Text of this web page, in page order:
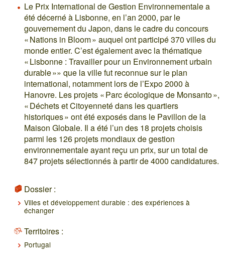
Le Prix International de Gestion Environnementale a
été décerné à Lisbonne, en l’an 2000, par le
gouvernement du Japon, dans le cadre du concours
« Nations in Bloom » auquel ont participé 370 villes du
monde entier. C’est également avec la thématique
« Lisbonne : Travailler pour un Environnement urbain
durable »» que la ville fut reconnue sur le plan
international, notamment lors de l’Expo 2000 à
Hanovre. Les projets « Parc écologique de Monsanto »,
« Déchets et Citoyenneté dans les quartiers
historiques » ont été exposés dans le Pavillon de la
Maison Globale. Il a été l’un des 18 projets choisis
parmi les 126 projets mondiaux de gestion
environnementale ayant reçu un prix, sur un total de
847 projets sélectionnés à partir de 4000 candidatures.
Dossier :
Villes et développement durable : des expériences à
échanger
Territoires :
Portugal